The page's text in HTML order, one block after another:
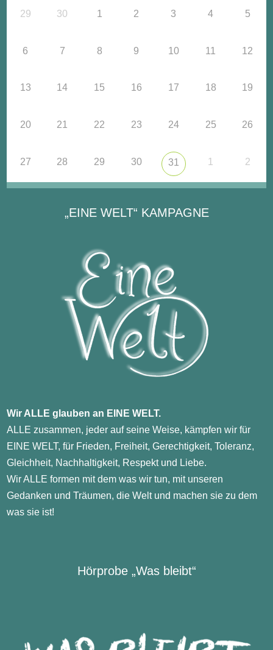
29 30 1 2 3 4 5
6 7 8 9 10 11 12
13 14 15 16 17 18 19
20 21 22 23 24 25 26
27 28 29 30 31 1 2
„EINE WELT“ KAMPAGNE
Wir ALLE glauben an EINE WELT.
ALLE zusammen, jeder auf seine Weise, kämpfen wir für
EINE WELT, für Frieden, Freiheit, Gerechtigkeit, Toleranz,
Gleichheit, Nachhaltigkeit, Respekt und Liebe.
Wir ALLE formen mit dem was wir tun, mit unseren
Gedanken und Träumen, die Welt und machen sie zu dem
was sie ist!
Hörprobe „Was bleibt“